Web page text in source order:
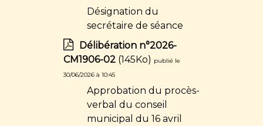
Désignation du
secrétaire de séance
Délibération n°2026-
CM1906-02(145Ko) publié le
30/06/2026 à 10:45
Approbation du procès-
verbal du conseil
municipal du 16 avril